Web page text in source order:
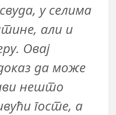
у селима
али и
Овај
да може
нешто
госте, а